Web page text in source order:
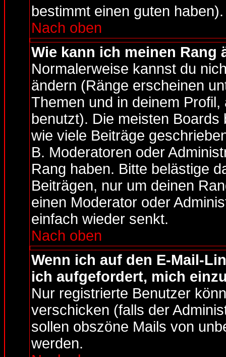
bestimmt einen guten haben).
Nach oben
Wie kann ich meinen Rang
Normalerweise kannst du
ändern (Ränge erscheinen
Themen und in deinem
benutzt). Die meisten
wie viele Beiträge
B. Moderatoren oder
Rang haben. Bitte belästige
Beiträgen, nur um deinen
einen Moderator oder
einfach wieder senkt.
Nach oben
Wenn ich auf den E-Mail-
ich aufgefordert, mich
Nur registrierte Benutzer
verschicken (falls der
sollen obszöne Mails von
werden.